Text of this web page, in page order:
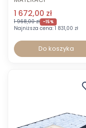
1 672,00 zł
1 968,00 zł -15%
Najniższa cena: 1 831,00 zł
Do koszyka